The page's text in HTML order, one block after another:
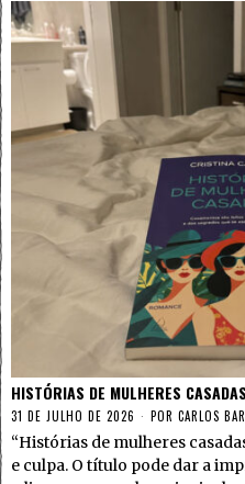
HISTÓRIAS DE MULHERES
31 DE JULHO DE 2026 POR CARLOS
“Histórias de mulheres
e culpa. O título pode dar a